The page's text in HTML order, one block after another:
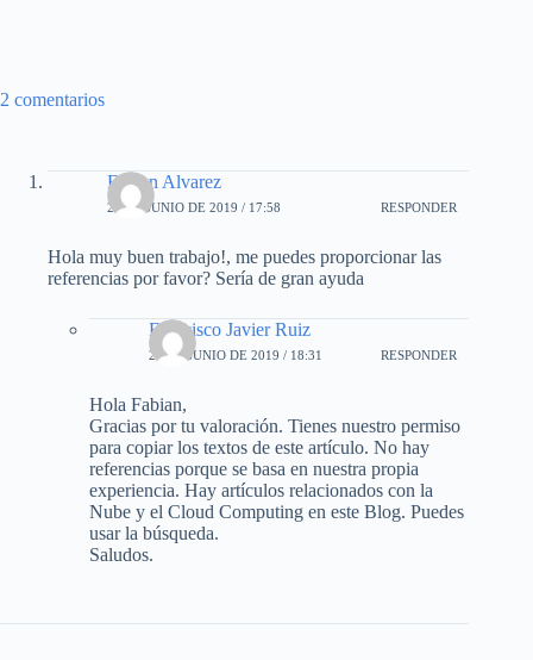
2 comentarios
Fabian Alvarez
26 DE JUNIO DE 2019 / 17:58 RESPONDER
Hola muy buen trabajo!, me puedes proporcionar las
referencias por favor? Sería de gran ayuda
Francisco Javier Ruiz
26 DE JUNIO DE 2019 / 18:31 RESPONDER
Hola Fabian,
Gracias por tu valoración. Tienes nuestro permiso
para copiar los textos de este artículo. No hay
referencias porque se basa en nuestra propia
experiencia. Hay artículos relacionados con la
Nube y el Cloud Computing en este Blog. Puedes
usar la búsqueda.
Saludos.